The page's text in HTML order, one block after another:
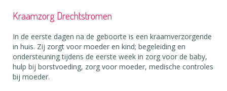
Kraamzorg Drechtstromen
In de eerste dagen na de geboorte is een kraamverzorgende
in huis. Zij zorgt voor moeder en kind; begeleiding en
ondersteuning tijdens de eerste week in zorg voor de baby,
hulp bij borstvoeding, zorg voor moeder, medische controles
bij moeder.